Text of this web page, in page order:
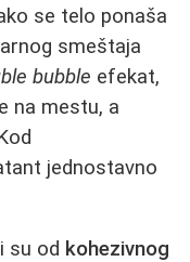
se telo ponaša
smeštaja
bubble efekat,
na mestu, a
jednostavno
su od kohezivnog